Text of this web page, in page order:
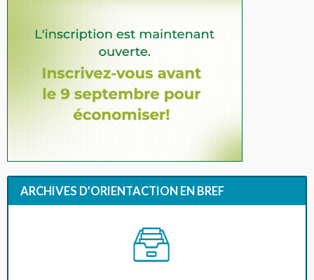
ARCHIVES D’ORIENTACTION EN BREF